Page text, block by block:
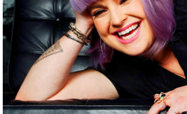
भू
मि